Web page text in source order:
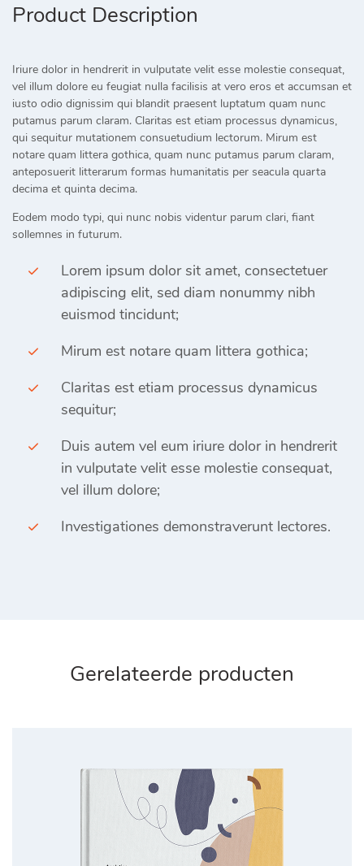
Product Description
Iriure dolor in hendrerit in vulputate velit esse molestie consequat,
vel illum dolore eu feugiat nulla facilisis at vero eros et accumsan et
iusto odio dignissim qui blandit praesent luptatum quam nunc
putamus parum claram. Claritas est etiam processus dynamicus,
qui sequitur mutationem consuetudium lectorum. Mirum est
notare quam littera gothica, quam nunc putamus parum claram,
anteposuerit litterarum formas humanitatis per seacula quarta
decima et quinta decima.
Eodem modo typi, qui nunc nobis videntur parum clari, fiant
sollemnes in futurum.
Lorem ipsum dolor sit amet, consectetuer
adipiscing elit, sed diam nonummy nibh
euismod tincidunt;
Mirum est notare quam littera gothica;
Claritas est etiam processus dynamicus
sequitur;
Duis autem vel eum iriure dolor in hendrerit
in vulputate velit esse molestie consequat,
vel illum dolore;
Investigationes demonstraverunt lectores.
Gerelateerde producten